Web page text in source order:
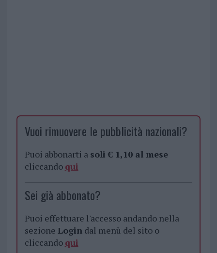
Vuoi rimuovere le pubblicità nazionali?
Puoi abbonarti a soli € 1,10 al mese
cliccando qui
Sei già abbonato?
Puoi effettuare l'accesso andando nella
sezione Logindal menù del sito o
cliccando qui